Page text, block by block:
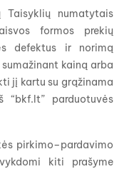
Taisyklių numatytais
formos prekių
defektus ir norimą
kainą arba
jį kartu su grąžinama
parduotuvės
pirkimo–pardavimo
kiti prašyme